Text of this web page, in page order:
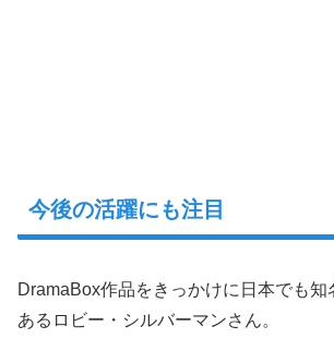
今後の活躍にも注目
DramaBox作品をきっかけに日本でも知
あるロビー・シルバーマンさん。